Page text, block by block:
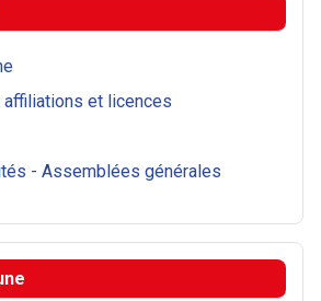
et licences
- Assemblées générales